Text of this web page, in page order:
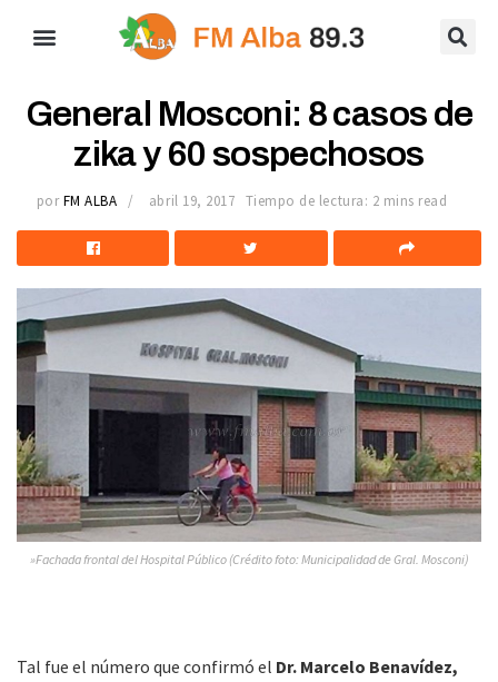
General Mosconi: 8 casos de
zika y 60 sospechosos
por FM ALBA abril 19, 2017 Tiempo de lectura: 2 mins read
»Fachada frontal del Hospital Público (Crédito foto: Municipalidad de Gral. Mosconi)
Tal fue el número que confirmó el Dr. Marcelo Benavídez,